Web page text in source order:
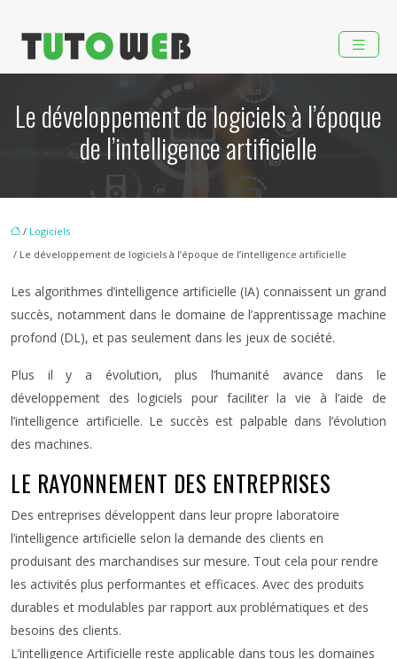
Le développement de logiciels à l’époque
de l’intelligence artificielle
/ Logiciels
/ Le développement de logiciels à l’époque de l’intelligence artificielle
Les algorithmes d’intelligence artificielle (IA) connaissent un grand
succès, notamment dans le domaine de l’apprentissage machine
profond (DL), et pas seulement dans les jeux de société.
Plus il y a évolution, plus l’humanité avance dans le
développement des logiciels pour faciliter la vie à l’aide de
l’intelligence artificielle. Le succès est palpable dans l’évolution
des machines.
LE RAYONNEMENT DES ENTREPRISES
Des entreprises développent dans leur propre laboratoire
l’intelligence artificielle selon la demande des clients en
produisant des marchandises sur mesure. Tout cela pour rendre
les activités plus performantes et efficaces. Avec des produits
durables et modulables par rapport aux problématiques et des
besoins des clients.
L’intelligence Artificielle reste applicable dans tous les domaines